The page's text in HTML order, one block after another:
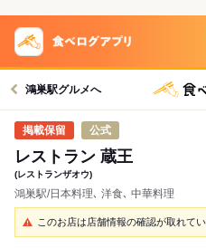
鴻巣駅グルメへ
公式
レストラン 蔵王
(レストランザオウ)
鴻巣駅/日本料理､ 洋食､ 中華料理
このお店は店舗情報の確認が取れて